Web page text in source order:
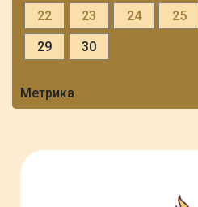
22
23 24 25
29
30
Метрика